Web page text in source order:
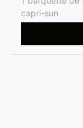
capri-sun